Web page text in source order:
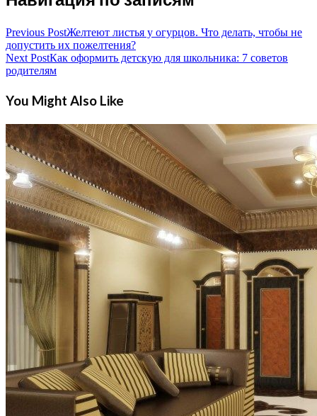
Previous PostЖелтеют листья у огурцов. Что делать, чтобы не
допустить их пожелтения?
Next PostКак оформить детскую для школьника: 7 советов
родителям
You Might Also Like